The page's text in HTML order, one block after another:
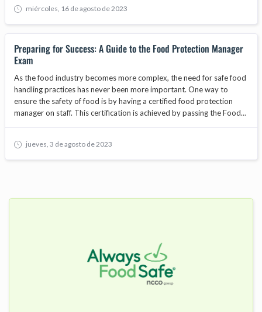
organizations with a framework to establish and maintain effective
food safety management systems. In this article, we will explore the
advantages of implementing food safety certifications in your
organization and how they can contribute to overall quality and
compliance.
miércoles, 16 de agosto de 2023
Preparing for Success: A Guide to the Food Protection Manager
Exam
As the food industry becomes more complex, the need for safe food
handling practices has never been more important. One way to
ensure the safety of food is by having a certified food protection
manager on staff. This certification is achieved by passing the Food
jueves, 3 de agosto de 2023